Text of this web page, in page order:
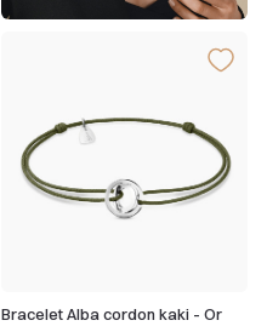
Bracelet Alba cordon kaki - Or